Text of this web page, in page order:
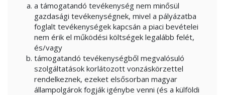
a támogatandó tevékenység nem minősül
gazdasági tevékenységnek, mivel a pályázatba
foglalt tevékenységek kapcsán a piaci bevételei
nem érik el működési költségek legalább felét,
és/vagy
támogatandó tevékenységből megvalósuló
szolgáltatások korlátozott vonzáskörzettel
rendelkeznek, ezeket elsősorban magyar
állampolgárok fogják igénybe venni (és a külföldi